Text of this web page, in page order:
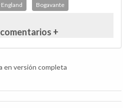
Bogavante
+
en versión completa